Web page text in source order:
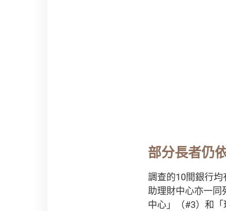
部分長者仍
調查的10間銀行
助理財中心亦一同
中心」（#3）和